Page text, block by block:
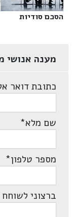
הסכם סודיות‎
מענה אנושי
כתובת דואר
שם מלא*
מספר טלפון*
ברצוני